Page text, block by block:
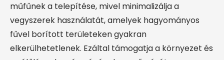
műfűnek a telepítése, mivel minimalizálja a
vegyszerek használatát, amelyek hagyományos
fűvel borított területeken gyakran
elkerülhetetlenek. Ezáltal támogatja a környezet és